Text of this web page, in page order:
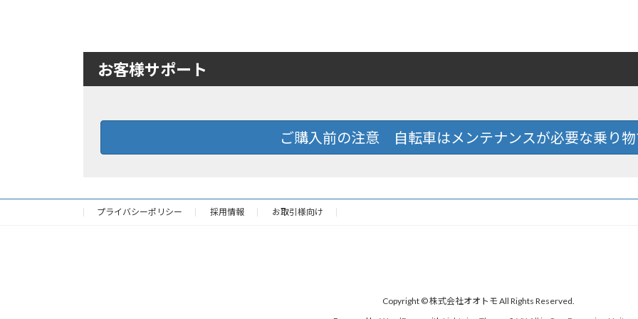
お客様サポート
ご購入前の注意 自転車はメンテナンスが必要な乗り物
プライバシーポリシー 採用情報 お取引様向け
Copyright © 株式会社オオトモ All Rights Reserved.